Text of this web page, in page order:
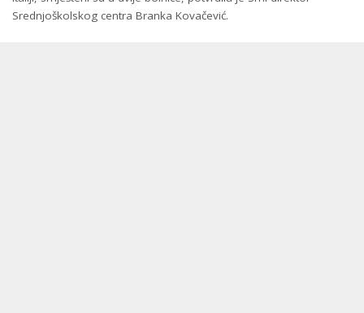
Srednjoškolskog centra Branka Kovačević.